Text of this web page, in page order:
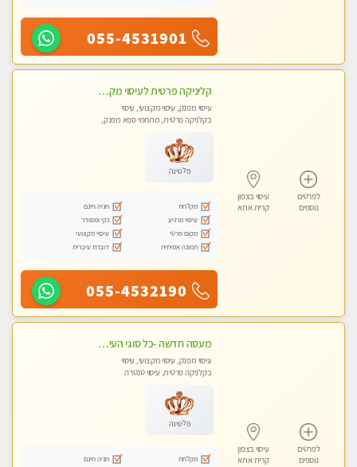
055-4531901
לפרטים
נוספים
עיסוי בצפון
קרית אתא
קליניקה פרטית לעיסוי מקצועי ואלטרנטיבי ברמה גבוהה VIP תתקשר ..... highly recommended..new in the city
עיסוי מפנק, עיסוי מקצועי, עיסוי
בקלניקה פרטית, מתחמי ספא מפנק,
טנטרה, עיסוי מגבר לגבר, עיסוי מגבר
לאישה
פלטינה
מקלחת
חניה חינם
עיסוי מרגיע
נקי ומסודר
מקום פרטי
עיסוי מקצועי
תמונה אמיתית
דוברת עיברית
055-4532190
לפרטים
נוספים
עיסוי בצפון
קרית אתא
מעסה חדשה -כל סוגי העיסויים מעסה מקצועית ואיכותית פרטי!!!מומלץ לחלוטין!!
עיסוי מפנק, עיסוי מקצועי, עיסוי
בקלניקה פרטית, עיסוי טנטרה
פלטינה
מקלחת
חניה חינם